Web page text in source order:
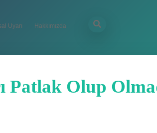
Uyarı Hakkımızda
Patlak Olup